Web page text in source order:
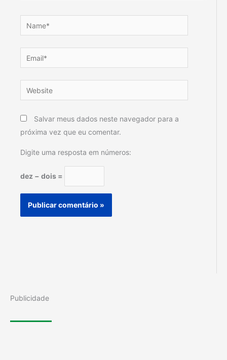
Email*
Website
Salvar meus dados neste navegador para a
próxima vez que eu comentar.
Digite uma resposta em números:
dez − dois =
Publicidade